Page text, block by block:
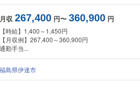
月収 267,400 円〜 360,900 円
【時給】1,400～1,450円
【月収例】267,400～360,900円
通勤手当...
福島県伊達市